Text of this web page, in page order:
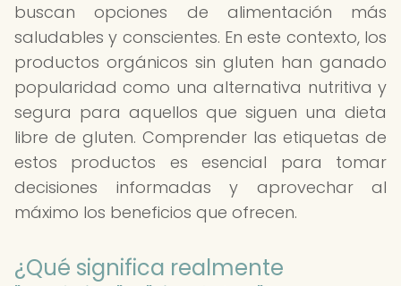
buscan opciones de alimentación más
saludables y conscientes. En este contexto, los
productos orgánicos sin gluten han ganado
popularidad como una alternativa nutritiva y
segura para aquellos que siguen una dieta
libre de gluten. Comprender las etiquetas de
estos productos es esencial para tomar
decisiones informadas y aprovechar al
máximo los beneficios que ofrecen.
¿Qué significa realmente